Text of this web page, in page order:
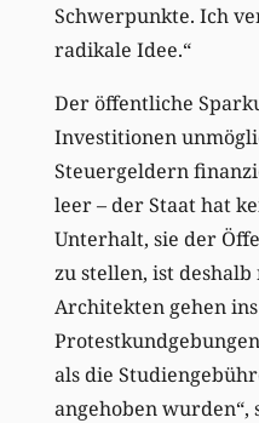
Schwerpunkte. Ich
radikale Idee.“
Der öffentliche
Investitionen
Steuergeldern
leer – der Staat hat
Unterhalt, sie der
zu stellen, ist
Architekten gehen
als die
angehoben wurden“,